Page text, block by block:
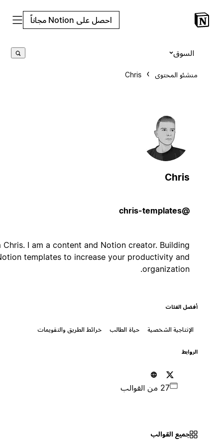
احصل على Notion مجاناً
منشئو المحتوى Chris
Chris
I'm Chris. I am a content and Notion creator. Building
Notion templates to increase your productivity and
organization.
أفضل الفئات
الإنتاجية الشخصية حياة الطالب خرائط الطريق والتقويمات
جميع القوالب